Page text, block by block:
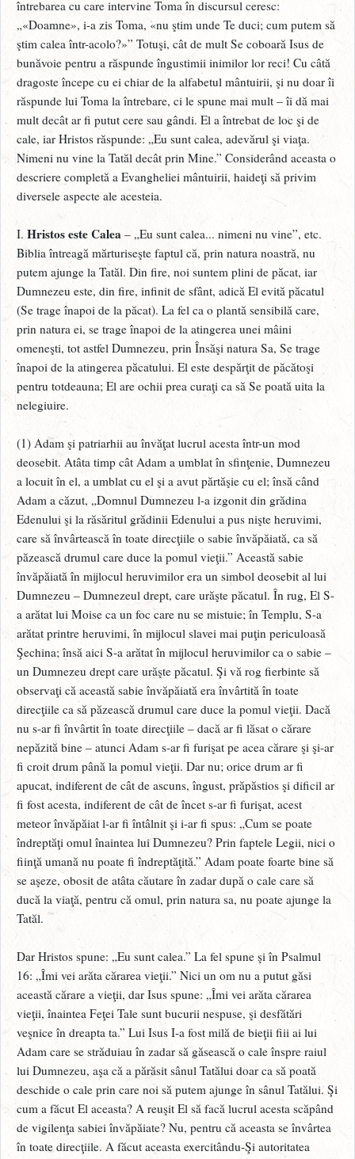
întrebarea cu care intervine Toma în discursul ceresc:
„«Doamne», i-a zis Toma, «nu ştim unde Te duci; cum putem să
ştim calea într-acolo?»” Totuşi, cât de mult Se coboară Isus de
bunăvoie pentru a răspunde îngustimii inimilor lor reci! Cu câtă
dragoste începe cu ei chiar de la alfabetul mântuirii, şi nu doar îi
răspunde lui Toma la întrebare, ci le spune mai mult – îi dă mai
mult decât ar fi putut cere sau gândi. El a întrebat de loc şi de
cale, iar Hristos răspunde: „Eu sunt calea, adevărul şi viaţa.
Nimeni nu vine la Tatăl decât prin Mine.” Considerând aceasta o
descriere completă a Evangheliei mântuirii, haideţi să privim
diversele aspecte ale acesteia.
I. Hristos este Calea – „Eu sunt calea... nimeni nu vine”, etc.
Biblia întreagă mărturiseşte faptul că, prin natura noastră, nu
putem ajunge la Tatăl. Din fire, noi suntem plini de păcat, iar
Dumnezeu este, din fire, infinit de sfânt, adică El evită păcatul
(Se trage înapoi de la păcat). La fel ca o plantă sensibilă care,
prin natura ei, se trage înapoi de la atingerea unei mâini
omeneşti, tot astfel Dumnezeu, prin Însăşi natura Sa, Se trage
înapoi de la atingerea păcatului. El este despărţit de păcătoşi
pentru totdeauna; El are ochii prea curaţi ca să Se poată uita la
nelegiuire.
(1) Adam şi patriarhii au învăţat lucrul acesta într-un mod
deosebit. Atâta timp cât Adam a umblat în sfinţenie, Dumnezeu
a locuit în el, a umblat cu el şi a avut părtăşie cu el; însă când
Adam a căzut, „Domnul Dumnezeu l-a izgonit din grădina
Edenului şi la răsăritul grădinii Edenului a pus nişte heruvimi,
care să învârtească în toate direcţiile o sabie învăpăiată, ca să
păzească drumul care duce la pomul vieţii.” Această sabie
învăpăiată în mijlocul heruvimilor era un simbol deosebit al lui
Dumnezeu – Dumnezeul drept, care urăşte păcatul. În rug, El S-
a arătat lui Moise ca un foc care nu se mistuie; în Templu, S-a
arătat printre heruvimi, în mijlocul slavei mai puţin periculoasă
Şechina; însă aici S-a arătat în mijlocul heruvimilor ca o sabie –
un Dumnezeu drept care urăşte păcatul. Şi vă rog fierbinte să
observaţi că această sabie învăpăiată era învârtită în toate
direcţiile ca să păzească drumul care duce la pomul vieţii. Dacă
nu s-ar fi învârtit în toate direcţiile – dacă ar fi lăsat o cărare
nepăzită bine – atunci Adam s-ar fi furişat pe acea cărare şi şi-ar
fi croit drum până la pomul vieţii. Dar nu; orice drum ar fi
apucat, indiferent de cât de ascuns, îngust, prăpăstios şi dificil ar
fi fost acesta, indiferent de cât de încet s-ar fi furişat, acest
meteor învăpăiat l-ar fi întâlnit şi i-ar fi spus: „Cum se poate
îndreptăţi omul înaintea lui Dumnezeu? Prin faptele Legii, nici o
fiinţă umană nu poate fi îndreptăţită.” Adam poate foarte bine să
se aşeze, obosit de atâta căutare în zadar după o cale care să
ducă la viaţă, pentru că omul, prin natura sa, nu poate ajunge la
Tatăl.
Dar Hristos spune: „Eu sunt calea.” La fel spune şi în Psalmul
16: „Îmi vei arăta cărarea vieţii.” Nici un om nu a putut găsi
această cărare a vieţii, dar Isus spune: „Îmi vei arăta cărarea
vieţii, înaintea Feţei Tale sunt bucurii nespuse, şi desfătări
veşnice în dreapta ta.” Lui Isus I-a fost milă de bieţii fiii ai lui
Adam care se străduiau în zadar să găsească o cale înspre raiul
lui Dumnezeu, aşa că a părăsit sânul Tatălui doar ca să poată
deschide o cale prin care noi să putem ajunge în sânul Tatălui. Şi
cum a făcut El aceasta? A reuşit El să facă lucrul acesta scăpând
de vigilenţa sabiei învăpăiate? Nu, pentru că aceasta se învârtea
în toate direcţiile. A făcut aceasta exercitându-Şi autoritatea